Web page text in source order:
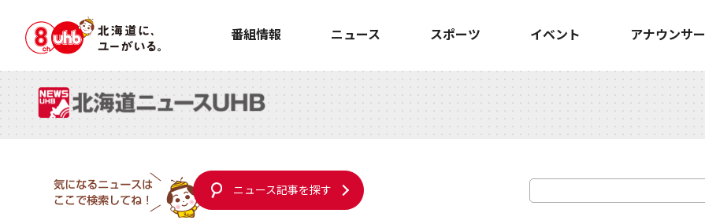
番組情報 ニュース スポーツ イベント アナウンサー
ニュース記事を探す